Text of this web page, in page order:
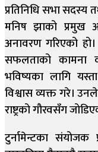
प्रतिनिधि सभा सदस्य
मनिष झाको प्रमुख
अनावरण गरिएको
सफलताको कामना
भविष्यका लागि
विश्वास व्यक्त गरे।
राष्ट्रको गौरवसँग
टुर्नामेन्टका संयोजक